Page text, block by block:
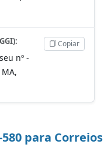
nº -
Copiar
580 para Correios